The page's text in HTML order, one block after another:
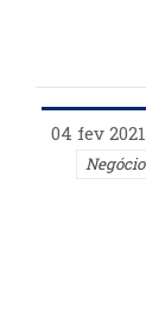
04 fev 2021
Negócio